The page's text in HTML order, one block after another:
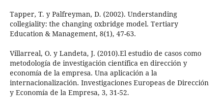
Tapper, T. y Palfreyman, D. (2002). Understanding
collegiality: the changing oxbridge model. Tertiary
Education & Management, 8(1), 47-63.
Villarreal, O. y Landeta, J. (2010).El estudio de casos como
metodología de investigación científica en dirección y
economía de la empresa. Una aplicación a la
internacionalización. Investigaciones Europeas de Dirección
y Economía de la Empresa, 3, 31-52.